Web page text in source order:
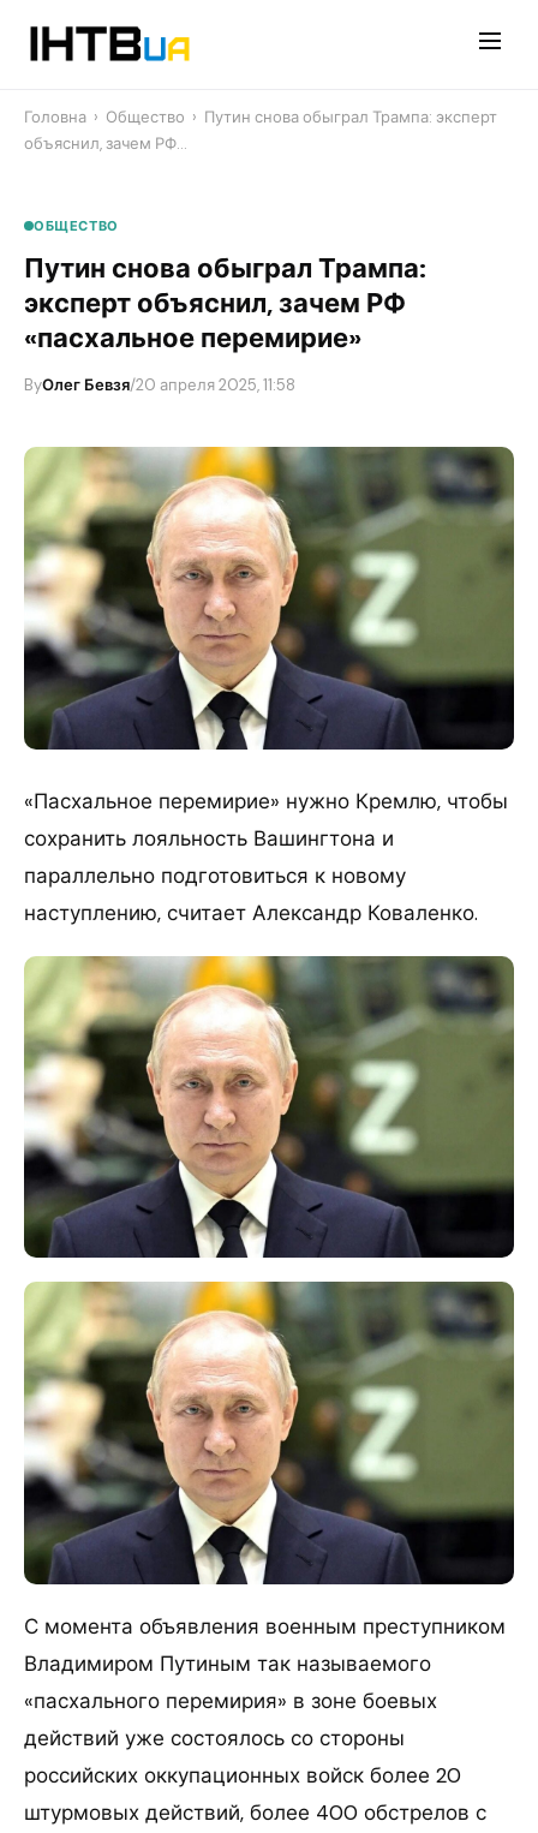
Головна › Общество › ​Путин снова обыграл Трампа: эксперт
объяснил, зачем РФ…
ОБЩЕСТВО
​Путин снова обыграл Трампа:
эксперт объяснил, зачем РФ
«пасхальное перемирие»
ByОлег Бевзя/20 апреля 2025, 11:58
«Пасхальное перемирие» нужно Кремлю, чтобы
сохранить лояльность Вашингтона и
параллельно подготовиться к новому
наступлению, считает Александр Коваленко.
С момента объявления военным преступником
Владимиром Путиным так называемого
«пасхального перемирия» в зоне боевых
действий уже состоялось со стороны
российских оккупационных войск более 20
штурмовых действий, более 400 обстрелов с